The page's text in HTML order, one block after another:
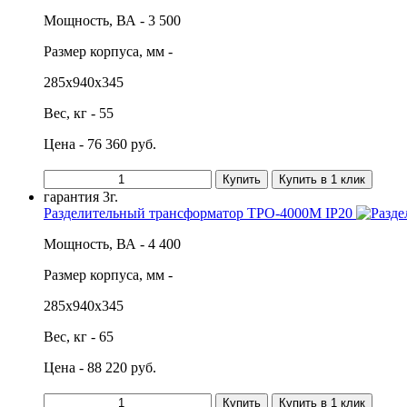
Мощность, ВА - 3 500
Размер корпуса, мм -
285х940х345
Вес, кг - 55
Цена - 76 360 руб.
Купить Купить в 1 клик
гарантия 3г.
Разделительный трансформатор ТРО-4000М IP20
Мощность, ВА - 4 400
Размер корпуса, мм -
285х940х345
Вес, кг - 65
Цена - 88 220 руб.
Купить Купить в 1 клик